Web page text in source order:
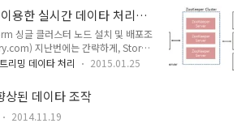
서..
실시간 스트리밍이 무엇이고, Storm
는지에 대해서는 어느정도 이해를 했
면 지금까지의 경험을 조금 더 체졔적
해서 이해해보도록 하자. 이번에는
텍쳐 구조에 대해서 알아보겠다.
면 이 Storm이 다른 스트리밍 처..
한 실시간 데이타 처리
설정과 배포
싱글 클러스터 노드 설치 및 배포조
지난번에는 간략하게, Storm
리케이션을 개발용 클러스터인
에 지난번에 작성한 HelloStorm 토폴
. Storm 클러스터의 기본 구조Storm
클러스터가 어떤 노드들로 구성이 되
리밍 데이타 처리 2015.01.25
상된 데이타 조작
2014.11.19